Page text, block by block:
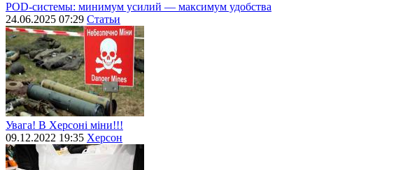
POD-системы: минимум усилий — максимум удобства
24.06.2025 07:29 Статьи
Увага! В Херсоні міни!!!
09.12.2022 19:35 Херсон